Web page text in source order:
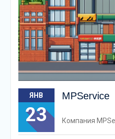
ЯНВ
23
MPService
Компания